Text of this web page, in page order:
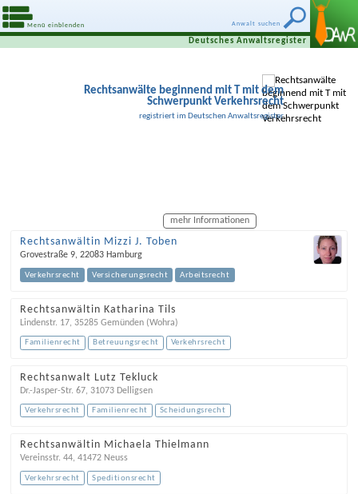
Anwalt suchen
Menü einblenden
Deutsches Anwaltsregister
Rechtsanwälte beginnend mit T mit dem
Schwerpunkt Verkehrsrecht
registriert im Deutschen Anwaltsregister
mehr Informationen
Rechtsanwältin Mizzi J. Toben
Grovestraße 9, 22083 Hamburg
Verkehrsrecht Versicherungsrecht Arbeitsrecht
Rechtsanwältin Katharina Tils
Lindenstr. 17, 35285 Gemünden (Wohra)
Familienrecht Betreuungsrecht Verkehrsrecht
Rechtsanwalt Lutz Tekluck
Dr.-Jasper-Str. 67, 31073 Delligsen
Verkehrsrecht Familienrecht Scheidungsrecht
Rechtsanwältin Michaela Thielmann
Vereinsstr. 44, 41472 Neuss
Verkehrsrecht Speditionsrecht